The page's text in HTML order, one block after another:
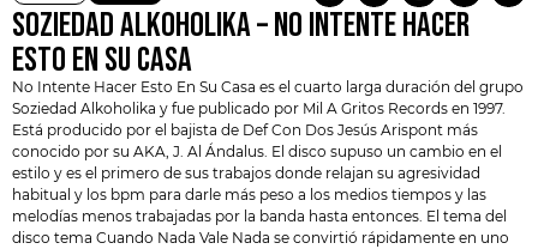
SOZIEDAD ALKOHOLIKA – NO INTENTE HACER
ESTO EN SU CASA
No Intente Hacer Esto En Su Casa es el cuarto larga duración del grupo
Soziedad Alkoholika y fue publicado por Mil A Gritos Records en 1997.
Está producido por el bajista de Def Con Dos Jesús Arispont más
conocido por su AKA, J. Al Ándalus. El disco supuso un cambio en el
estilo y es el primero de sus trabajos donde relajan su agresividad
habitual y los bpm para darle más peso a los medios tiempos y las
melodías menos trabajadas por la banda hasta entonces. El tema del
disco tema Cuando Nada Vale Nada se convirtió rápidamente en uno